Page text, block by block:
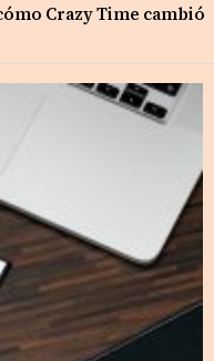
Crazy Time cambió